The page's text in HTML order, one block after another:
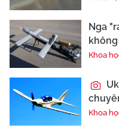
Nga
Khoa
Khoa